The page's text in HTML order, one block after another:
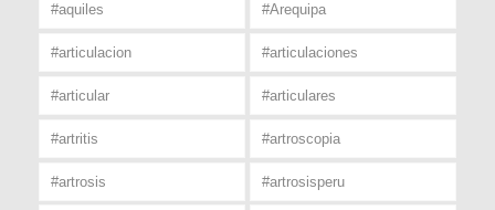
#aquiles #Arequipa
#articulacion #articulaciones
#articular #articulares
#artritis #artroscopia
#artrosis #artrosisperu